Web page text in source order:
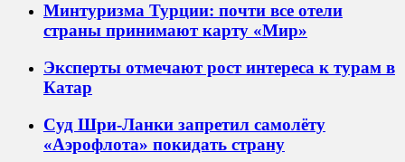
Минтуризма Турции: почти все отели
страны принимают карту «Мир»
Эксперты отмечают рост интереса к турам в
Катар
Суд Шри-Ланки запретил самолёту
«Аэрофлота» покидать страну